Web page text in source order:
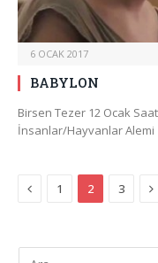
6 OCAK 2017
BABYLON
Birsen Tezer 12 Ocak
İnsanlar/Hayvanlar Alemi
Previous
1 2 3